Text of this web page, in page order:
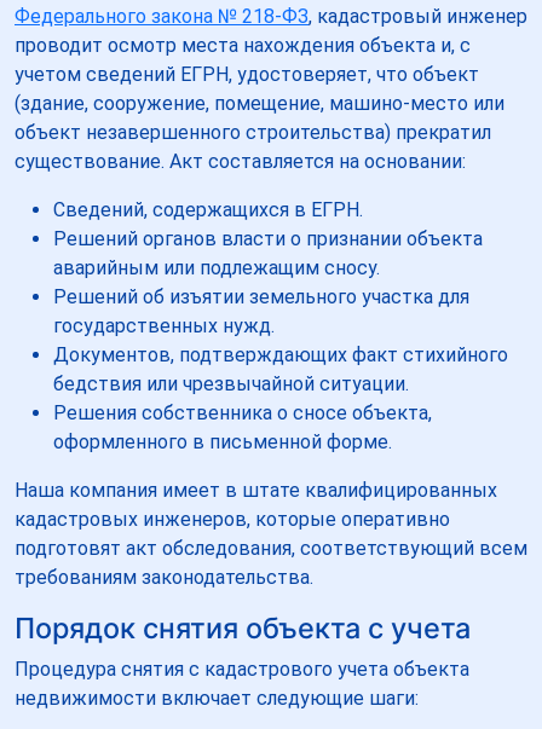
Федерального закона № 218-ФЗ, кадастровый инженер
проводит осмотр места нахождения объекта и, с
учетом сведений ЕГРН, удостоверяет, что объект
(здание, сооружение, помещение, машино-место или
объект незавершенного строительства) прекратил
существование. Акт составляется на основании:
Сведений, содержащихся в ЕГРН.
Решений органов власти о признании объекта
аварийным или подлежащим сносу.
Решений об изъятии земельного участка для
государственных нужд.
Документов, подтверждающих факт стихийного
бедствия или чрезвычайной ситуации.
Решения собственника о сносе объекта,
оформленного в письменной форме.
Наша компания имеет в штате квалифицированных
кадастровых инженеров, которые оперативно
подготовят акт обследования, соответствующий всем
требованиям законодательства.
Порядок снятия объекта с учета
Процедура снятия с кадастрового учета объекта
недвижимости включает следующие шаги: